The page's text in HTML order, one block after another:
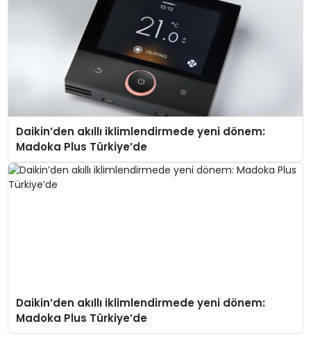
Daikin’den akıllı iklimlendirmede yeni dönem:
Madoka Plus Türkiye’de
Daikin’den akıllı iklimlendirmede yeni dönem:
Madoka Plus Türkiye’de